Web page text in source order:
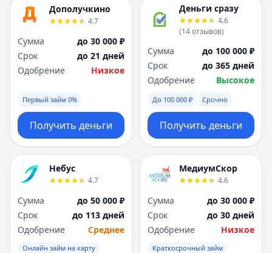
Дополучкино
4.7
Сумма
до 30 000 ₽
Срок
до 21 дней
Одобрение
Низкое
Первый займ 0%
Получить деньги
Деньги сразу
4.6
(14отзывов)
Сумма
до 100 000 ₽
Срок
до 365 дней
Одобрение
Высокое
До 100 000 ₽ Срочно
Получить деньги
Небус
4.7
Сумма
до 50 000 ₽
Срок
до 113 дней
Одобрение
Среднее
Онлайн займ на карту
МедиумСкор
4.6
Сумма
до 30 000 ₽
Срок
до 30 дней
Одобрение
Низкое
Краткосрочный займ